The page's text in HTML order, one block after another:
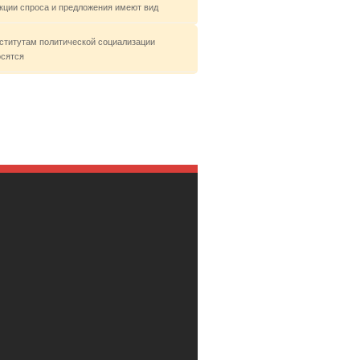
спроса и предложения имеют вид
политической социализации